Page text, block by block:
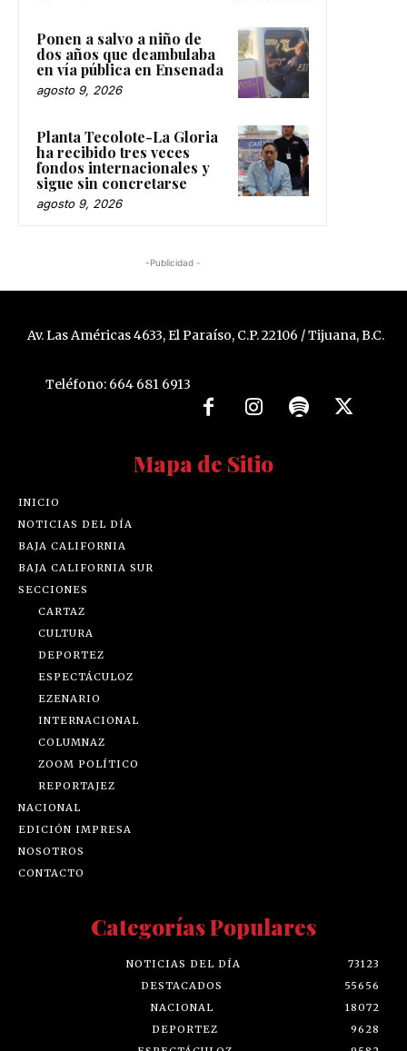
Ponen a salvo a niño de
dos años que deambulaba
en vía pública en Ensenada
agosto 9, 2026
Planta Tecolote-La Gloria
ha recibido tres veces
fondos internacionales y
sigue sin concretarse
agosto 9, 2026
-Publicidad -
Av. Las Américas 4633, El Paraíso, C.P. 22106 / Tijuana, B.C.
Teléfono: 664 681 6913
Mapa de Sitio
INICIO
NOTICIAS DEL DÍA
BAJA CALIFORNIA
BAJA CALIFORNIA SUR
SECCIONES
CARTAZ
CULTURA
DEPORTEZ
ESPECTÁCULOZ
EZENARIO
INTERNACIONAL
COLUMNAZ
ZOOM POLÍTICO
REPORTAJEZ
NACIONAL
EDICIÓN IMPRESA
NOSOTROS
CONTACTO
Categorías Populares
NOTICIAS DEL DÍA
73123
DESTACADOS
55656
NACIONAL
18072
DEPORTEZ
9628